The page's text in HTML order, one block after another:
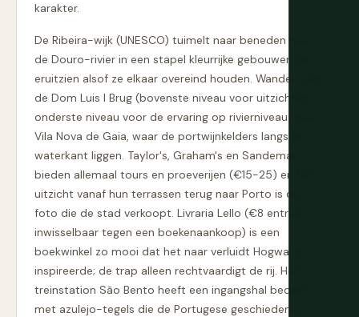
karakter.
De Ribeira-wijk (UNESCO) tuimelt naar beneden naar
de Douro-rivier in een stapel kleurrijke gebouwen die
eruitzien alsof ze elkaar overeind houden. Wandel over
de Dom Luis I Brug (bovenste niveau voor uitzichten,
onderste niveau voor de ervaring op rivierniveau) naar
Vila Nova de Gaia, waar de portwijnkelders langs de
waterkant liggen. Taylor's, Graham's en Sandeman
bieden allemaal tours en proeverijen (€15-25) en het
uitzicht vanaf hun terrassen terug naar Porto is de
foto die de stad verkoopt. Livraria Lello (€8 entree,
inwisselbaar tegen een boekenaankoop) is een
boekwinkel zo mooi dat het naar verluidt Hogwarts
inspireerde; de trap alleen rechtvaardigt de rij. Het
treinstation São Bento heeft een ingangshal bedekt
met azulejo-tegels die de Portugese geschiedenis